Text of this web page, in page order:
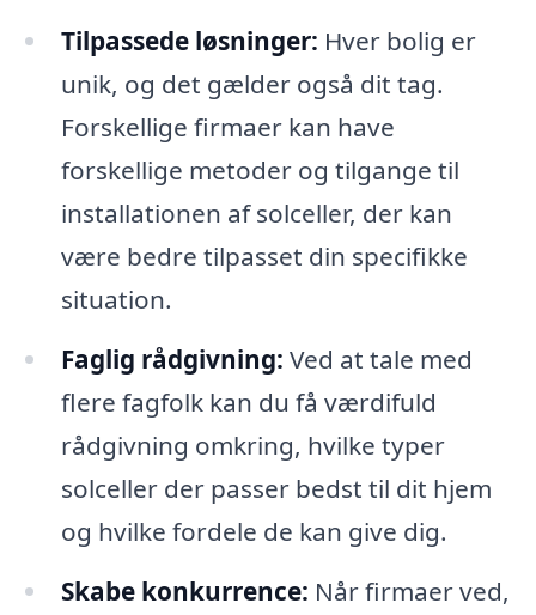
Tilpassede løsninger: Hver bolig er
unik, og det gælder også dit tag.
Forskellige firmaer kan have
forskellige metoder og tilgange til
installationen af solceller, der kan
være bedre tilpasset din specifikke
situation.
Faglig rådgivning: Ved at tale med
flere fagfolk kan du få værdifuld
rådgivning omkring, hvilke typer
solceller der passer bedst til dit hjem
og hvilke fordele de kan give dig.
Skabe konkurrence: Når firmaer ved,